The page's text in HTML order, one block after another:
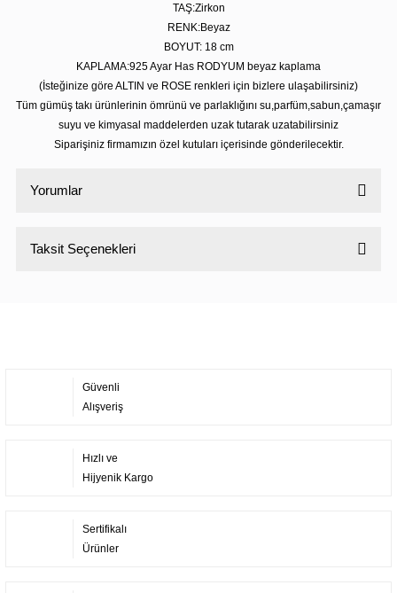
TAŞ:Zirkon
RENK:Beyaz
BOYUT: 18 cm
KAPLAMA:925 Ayar Has RODYUM beyaz kaplama
(İsteğinize göre ALTIN ve ROSE renkleri için bizlere ulaşabilirsiniz)
Tüm gümüş takı ürünlerinin ömrünü ve parlaklığını su,parfüm,sabun,çamaşır
suyu ve kimyasal maddelerden uzak tutarak uzatabilirsiniz
Siparişiniz firmamızın özel kutuları içerisinde gönderilecektir.
Yorumlar
Taksit Seçenekleri
Güvenli
Alışveriş
Hızlı ve
Hijyenik Kargo
Sertifikalı
Ürünler